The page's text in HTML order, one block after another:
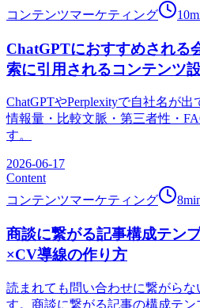
コンテンツマーケティング
10
ChatGPTにおすすめされる
索に引用されるコンテンツ
ChatGPTやPerplexityで自社名が
情報量・比較文脈・第三者性・
す。
2026-06-17
Content
コンテンツマーケティング
8
商談に繋がる記事構成テン
×CV導線の作り方
読まれても問い合わせに繋がらな
す。商談に繋がる記事の構成テ